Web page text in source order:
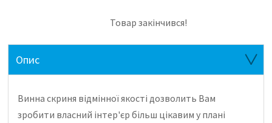
Товар закінчився!
Опис
Винна скриня відмінної якості дозволить Вам
зробити власний інтер'єр більш цікавим у плані